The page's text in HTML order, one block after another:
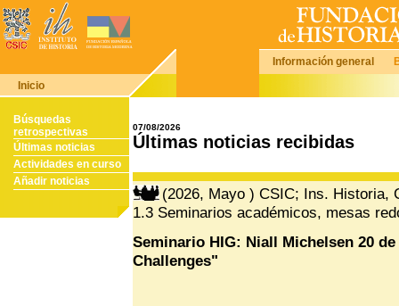
Información general
Inicio
Búsquedas
retrospectivas
Últimas noticias
Actividades en curso
Añadir noticias
07/08/2026
Últimas noticias recibidas
(2026, Mayo ) CSIC; Ins. Historia,
1.3 Seminarios académicos, mesas
Seminario HIG: Niall Michelsen 20
Challenges"